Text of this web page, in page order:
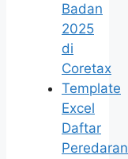
Badan
2025
di
Coretax
Template
Excel
Daftar
Peredaran